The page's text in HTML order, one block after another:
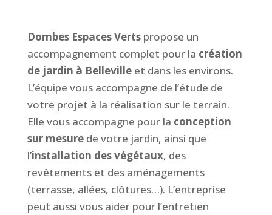
Dombes Espaces Vertspropose un
accompagnement complet pour la création
de jardin à Bellevilleet dans les environs.
L’équipe vous accompagne de l’étude de
votre projet à la réalisation sur le terrain.
Elle vous accompagne pour la conception
sur mesurede votre jardin, ainsi que
l’installation des végétaux, des
revêtements et des aménagements
(terrasse, allées, clôtures…). L’entreprise
peut aussi vous aider pour l’entretien